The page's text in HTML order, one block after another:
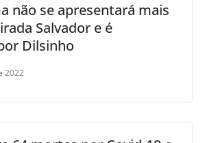
não se apresentará mais
Salvador e é
Dilsinho
2022